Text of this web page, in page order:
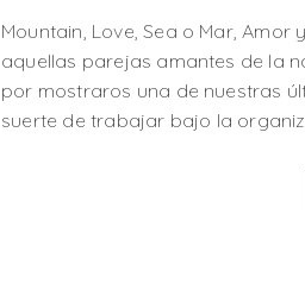
Mountain, Love, Sea o Mar,
aquellas parejas amantes de la
por mostraros una de nuestras
suerte de trabajar bajo la